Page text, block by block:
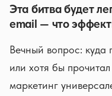
Эта битва будет
email — что
Вечный вопрос: куда
или хотя бы
маркетинг